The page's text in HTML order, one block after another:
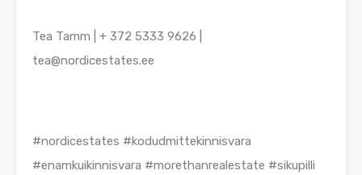
Tea Tamm | + 372 5333 9626 |
tea@nordicestates.ee
#nordicestates #kodudmittekinnisvara
#enamkuikinnisvara #morethanrealestate #sikupilli